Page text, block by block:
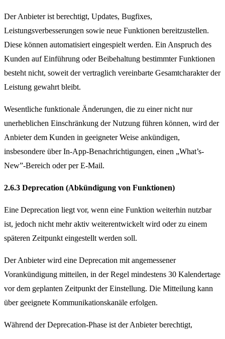
Der Anbieter ist berechtigt, Updates, Bugfixes,
Leistungsverbesserungen sowie neue Funktionen bereitzustellen.
Diese können automatisiert eingespielt werden. Ein Anspruch des
Kunden auf Einführung oder Beibehaltung bestimmter Funktionen
besteht nicht, soweit der vertraglich vereinbarte Gesamtcharakter der
Leistung gewahrt bleibt.
Wesentliche funktionale Änderungen, die zu einer nicht nur
unerheblichen Einschränkung der Nutzung führen können, wird der
Anbieter dem Kunden in geeigneter Weise ankündigen,
insbesondere über In-App-Benachrichtigungen, einen „What’s-
New”-Bereich oder per E-Mail.
2.6.3 Deprecation (Abkündigung von Funktionen)
Eine Deprecation liegt vor, wenn eine Funktion weiterhin nutzbar
ist, jedoch nicht mehr aktiv weiterentwickelt wird oder zu einem
späteren Zeitpunkt eingestellt werden soll.
Der Anbieter wird eine Deprecation mit angemessener
Vorankündigung mitteilen, in der Regel mindestens 30 Kalendertage
vor dem geplanten Zeitpunkt der Einstellung. Die Mitteilung kann
über geeignete Kommunikationskanäle erfolgen.
Während der Deprecation-Phase ist der Anbieter berechtigt,